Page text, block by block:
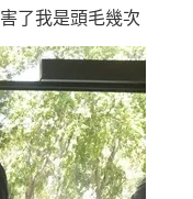
了我是頭毛幾次